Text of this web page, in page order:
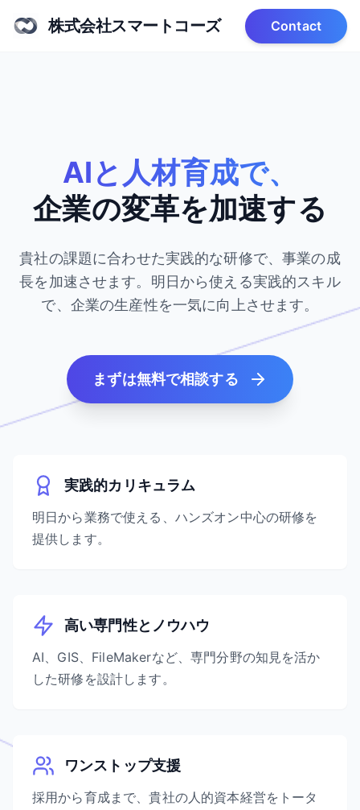
株式会社スマートコーズ Contact
AIと人材育成で、
企業の変革を加速する
貴社の課題に合わせた実践的な研修で、事業の成
長を加速させます。 明日から使える実践的スキル
で、企業の生産性を一気に向上させます。
まずは無料で相談する
実践的カリキュラム
明日から業務で使える、ハンズオン中心の研修を
提供します。
高い専門性とノウハウ
AI、GIS、FileMakerなど、専門分野の知見を活か
した研修を設計します。
ワンストップ支援
採用から育成まで、貴社の人的資本経営をトータ